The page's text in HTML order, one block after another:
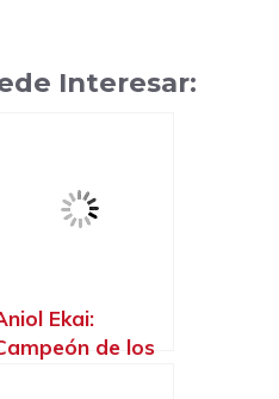
Interesar:
Ekai:
de los